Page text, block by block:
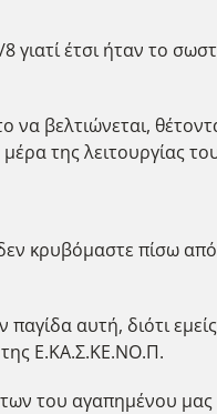
έτσι ήταν το
να βελτιώνεται,
της λειτουργίας
δεν κρυβόμαστε πίσω
αυτή, διότι
της Ε.ΚΑ.Σ.ΚΕ.ΝΟ.Π.
του αγαπημένου